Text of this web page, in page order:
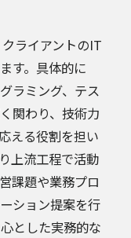
ライアントのIT
す。具体的に
ラミング、テス
関わり、技術力
える役割を担い
上流工程で活動
課題や業務プロ
ション提案を行
とした実務的な